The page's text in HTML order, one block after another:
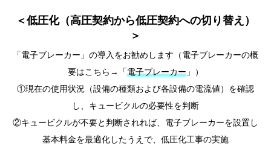
＜低圧化（高圧契約から低圧契約への切り替え）
＞
「電子ブレーカー」の導入をお勧めします（電子ブレーカーの概
要はこちら→「電子ブレーカー 」）
①現在の使用状況（設備の種類および各設備の電流値）を確認
し、キュービクルの必要性を判断
②キュービクルが不要と判断されれば、電子ブレーカーを設置し
基本料金を最適化したうえで、低圧化工事の実施